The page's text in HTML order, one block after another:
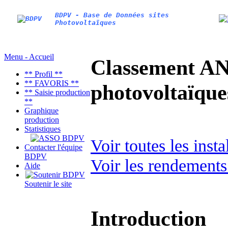
BDPV - Base de Données sites
Photovoltaïques
Menu - Accueil
** Profil **
** FAVORIS **
** Saisie production
**
Graphique
production
Statistiques
Contacter l'équipe
BDPV
Aide
Soutenir le site
Classement
Voir toutes les
Voir les
Introduction